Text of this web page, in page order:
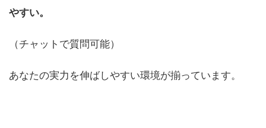
やすい。
（チャットで質問可能）
あなたの実力を伸ばしやすい環境が揃っています。